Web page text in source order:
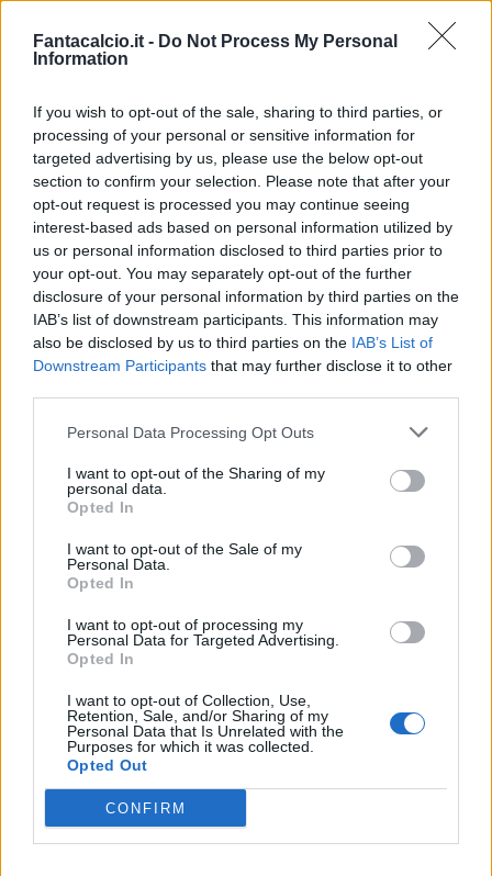
Fantacalcio.it - Do Not Process My Personal
Information
If you wish to opt-out of the sale, sharing to third parties, or
processing of your personal or sensitive information for
targeted advertising by us, please use the below opt-out
section to confirm your selection. Please note that after your
opt-out request is processed you may continue seeing
interest-based ads based on personal information utilized by
us or personal information disclosed to third parties prior to
your opt-out. You may separately opt-out of the further
disclosure of your personal information by third parties on the
IAB’s list of downstream participants. This information may
also be disclosed by us to third parties on the IAB’s List of
Downstream Participants that may further disclose it to other
Personal Data Processing Opt Outs
I want to opt-out of the Sharing of my
personal data.
Opted In
I want to opt-out of the Sale of my
Personal Data.
Opted In
I want to opt-out of processing my
Personal Data for Targeted Advertising.
Opted In
I want to opt-out of Collection, Use,
Retention, Sale, and/or Sharing of my
Personal Data that Is Unrelated with the
Purposes for which it was collected.
Opted Out
CONFIRM
I VOTI DEL PISA
CALENDARIO SERIE A
CLASSIFICA SERIE A
Pisa-Verona, dove vederla: SKY o DAZN?
Solo Dazn trasmetterà il match tra nerazzurri
e scaligeri,
alle ore 15. Per vederla basterà accedere con le
proprie credenziali su DAZN, username e
password. E poi chiaramente aprire la
schermata di homepage che proporrà tra gli
eventi anche la gara dell'Arena Garibaldi.